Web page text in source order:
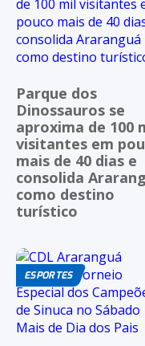
Parque dos
Dinossauros se
aproxima de 100
visitantes em
mais de 40 dias e
consolida
como destino
turístico
ESPORTES